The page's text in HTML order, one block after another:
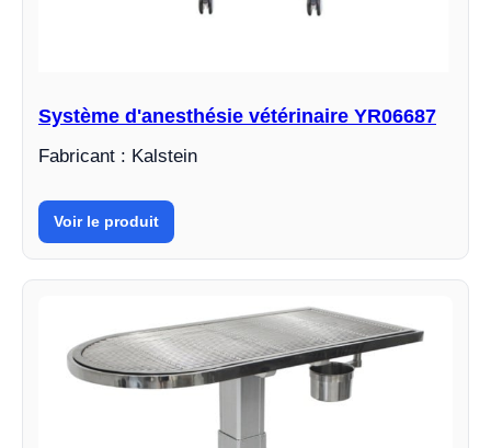
Système d'anesthésie vétérinaire YR06687
Fabricant : Kalstein
Voir le produit